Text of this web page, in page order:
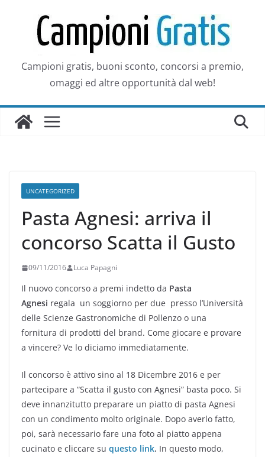
contenuto
Campioni gratis, buoni sconto, concorsi a premio,
omaggi ed altre opportunità dal web!
UNCATEGORIZED
Pasta Agnesi: arriva il
concorso Scatta il Gusto
09/11/2016 Luca Papagni
Il nuovo concorso a premi indetto da Pasta
Agnesi regala un soggiorno per due presso l’Università
delle Scienze Gastronomiche di Pollenzo o una
fornitura di prodotti del brand. Come giocare e provare
a vincere? Ve lo diciamo immediatamente.
Il concorso è attivo sino al 18 Dicembre 2016 e per
partecipare a “Scatta il gusto con Agnesi” basta poco. Si
deve innanzitutto preparare un piatto di pasta Agnesi
con un condimento molto originale. Dopo averlo fatto,
poi, sarà necessario fare una foto al piatto appena
cucinato e cliccare su questo link. In questo modo,